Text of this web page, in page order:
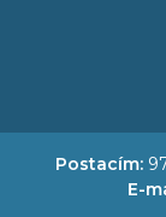
Postacím:
E-